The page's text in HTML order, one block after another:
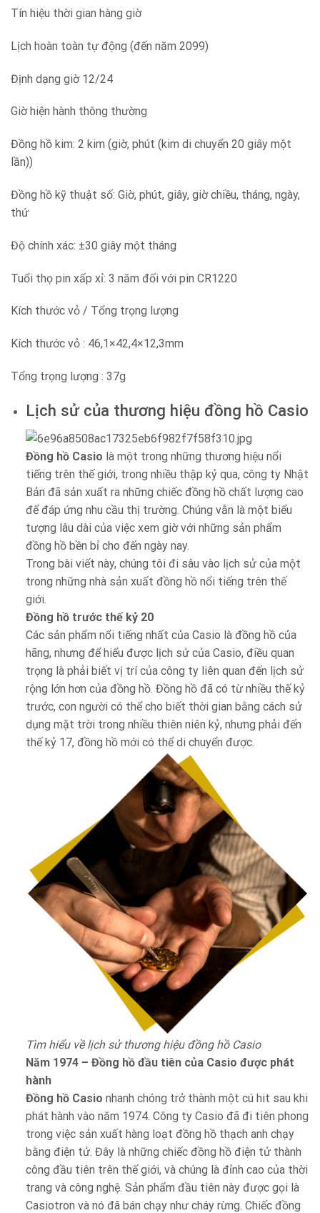
Tín hiệu thời gian hàng giờ
Lịch hoàn toàn tự động (đến năm 2099)
Định dạng giờ 12/24
Giờ hiện hành thông thường
Đồng hồ kim: 2 kim (giờ, phút (kim di chuyển 20 giây một
lần))
Đồng hồ kỹ thuật số: Giờ, phút, giây, giờ chiều, tháng, ngày,
thứ
Độ chính xác: ±30 giây một tháng
Tuổi thọ pin xấp xỉ: 3 năm đối với pin CR1220
Kích thước vỏ / Tổng trọng lượng
Kích thước vỏ : 46,1×42,4×12,3mm
Tổng trọng lượng : 37g
Lịch sử của thương hiệu đồng hồ Casio
Đồng hồ Casio là một trong những thương hiệu nổi
tiếng trên thế giới, trong nhiều thập kỷ qua, công ty Nhật
Bản đã sản xuất ra những chiếc đồng hồ chất lượng cao
để đáp ứng nhu cầu thị trường. Chúng vẫn là một biểu
tượng lâu dài của việc xem giờ với những sản phẩm
đồng hồ bền bỉ cho đến ngày nay.
Trong bài viết này, chúng tôi đi sâu vào lịch sử của một
trong những nhà sản xuất đồng hồ nổi tiếng trên thế
giới.
Đồng hồ trước thế kỷ 20
Các sản phẩm nổi tiếng nhất của Casio là đồng hồ của
hãng, nhưng để hiểu được lịch sử của Casio, điều quan
trọng là phải biết vị trí của công ty liên quan đến lịch sử
rộng lớn hơn của đồng hồ. Đồng hồ đã có từ nhiều thế kỷ
trước, con người có thể cho biết thời gian bằng cách sử
dụng mặt trời trong nhiều thiên niên kỷ, nhưng phải đến
thế kỷ 17, đồng hồ mới có thể di chuyển được.
Tìm hiểu về lịch sử thương hiệu đồng hồ Casio
Năm 1974 – Đồng hồ đầu tiên của Casio được phát
hành
Đồng hồ Casio nhanh chóng trở thành một cú hit sau khi
phát hành vào năm 1974. Công ty Casio đã đi tiên phong
trong việc sản xuất hàng loạt đồng hồ thạch anh chạy
bằng điện tử. Đây là những chiếc đồng hồ điện tử thành
công đầu tiên trên thế giới, và chúng là đỉnh cao của thời
trang và công nghệ. Sản phẩm đầu tiên này được gọi là
Casiotron và nó đã bán chạy như cháy rừng. Chiếc đồng